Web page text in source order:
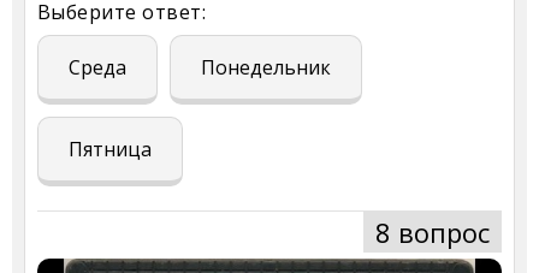
Выберите ответ:
Среда Понедельник
Пятница
8 вопрос